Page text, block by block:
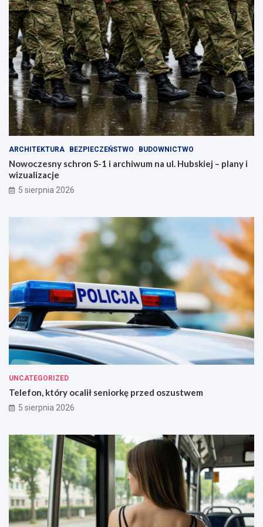
t
ó
r
a
z
m
i
e
n
m
i
s
t
o
!
h
–
z
a
d
b
a
j
o
s
w
o
e
z
d
r
i
ARCHITEKTURA BEZPIECZEŃSTWO BUDOWNICTWO
Nowoczesny schron S-1 i archiwum na ul. Hubskiej – plany i
wizualizacje
5 sierpnia 2026
UNCATEGORIZED
Telefon, który ocalił seniorkę przed oszustwem
5 sierpnia 2026